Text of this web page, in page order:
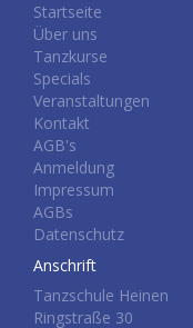
Startseite
Über uns
Tanzkurse
Specials
Veranstaltungen
Kontakt
AGB's
Anmeldung
Impressum
AGBs
Datenschutz
Anschrift
Tanzschule Heinen
Ringstraße 30